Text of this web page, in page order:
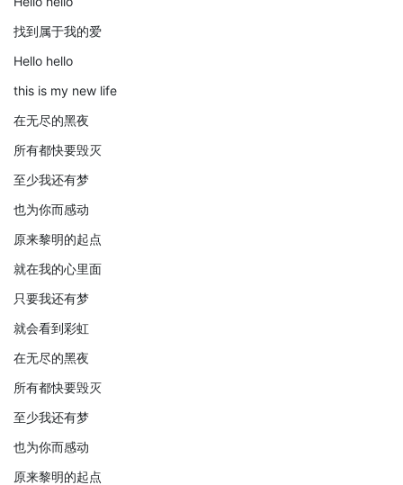
找到属于我的爱
Hello hello
this is my new life
在无尽的黑夜
所有都快要毁灭
至少我还有梦
也为你而感动
原来黎明的起点
就在我的心里面
只要我还有梦
就会看到彩虹
在无尽的黑夜
所有都快要毁灭
至少我还有梦
也为你而感动
原来黎明的起点